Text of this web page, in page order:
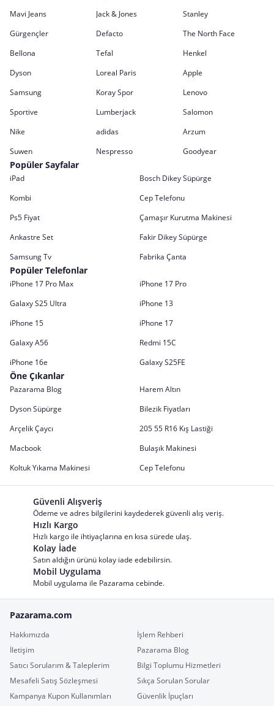
Mavi Jeans
Jack & Jones
Stanley
Gürgençler
Defacto
The North Face
Bellona
Tefal
Henkel
Dyson
Loreal Paris
Apple
Samsung
Koray Spor
Lenovo
Sportive
Lumberjack
Salomon
Nike
adidas
Arzum
Suwen
Nespresso Goodyear
Popüler Sayfalar
iPad
Bosch Dikey Süpürge
Kombi
Cep Telefonu
Ps5 Fiyat
Çamaşır Kurutma Makinesi
Ankastre Set
Fakir Dikey Süpürge
Samsung Tv
Fabrika Çanta
Popüler Telefonlar
iPhone 17 Pro Max
iPhone 17 Pro
Galaxy S25 Ultra
iPhone 13
iPhone 15
iPhone 17
Galaxy A56
Redmi 15C
iPhone 16e
Galaxy S25FE
Öne Çıkanlar
Pazarama Blog
Harem Altın
Dyson Süpürge
Bilezik Fiyatları
Arçelik Çaycı
205 55 R16 Kış Lastiği
Macbook
Bulaşık Makinesi
Koltuk Yıkama Makinesi
Cep Telefonu
Güvenli Alışveriş
Ödeme ve adres bilgilerini kaydederek güvenli alış veriş.
Hızlı Kargo
Hızlı kargo ile ihtiyaçlarına en kısa sürede ulaş.
Kolay İade
Satın aldığın ürünü kolay iade edebilirsin.
Mobil Uygulama
Mobil uygulama ile Pazarama cebinde.
Pazarama.com
Hakkımızda
İşlem Rehberi
İletişim
Pazarama Blog
Satıcı Sorularım & Taleplerim
Bilgi Toplumu Hizmetleri
Mesafeli Satış Sözleşmesi
Sıkça Sorulan Sorular
Kampanya Kupon Kullanımları
Güvenlik İpuçları